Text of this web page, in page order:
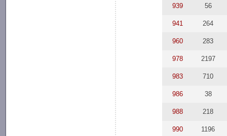
939 56
941 264
960 283
978 2197
983 710
986 38
988 218
990 1196